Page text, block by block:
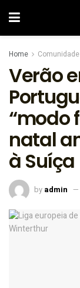
Home Comunidade
Verão
“modo
natal
à Suíça
by admin